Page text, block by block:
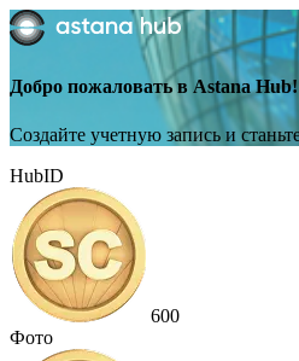
Добро пожаловать в Astana Hub!
Создайте учетную запись и
HubID
600
Фото